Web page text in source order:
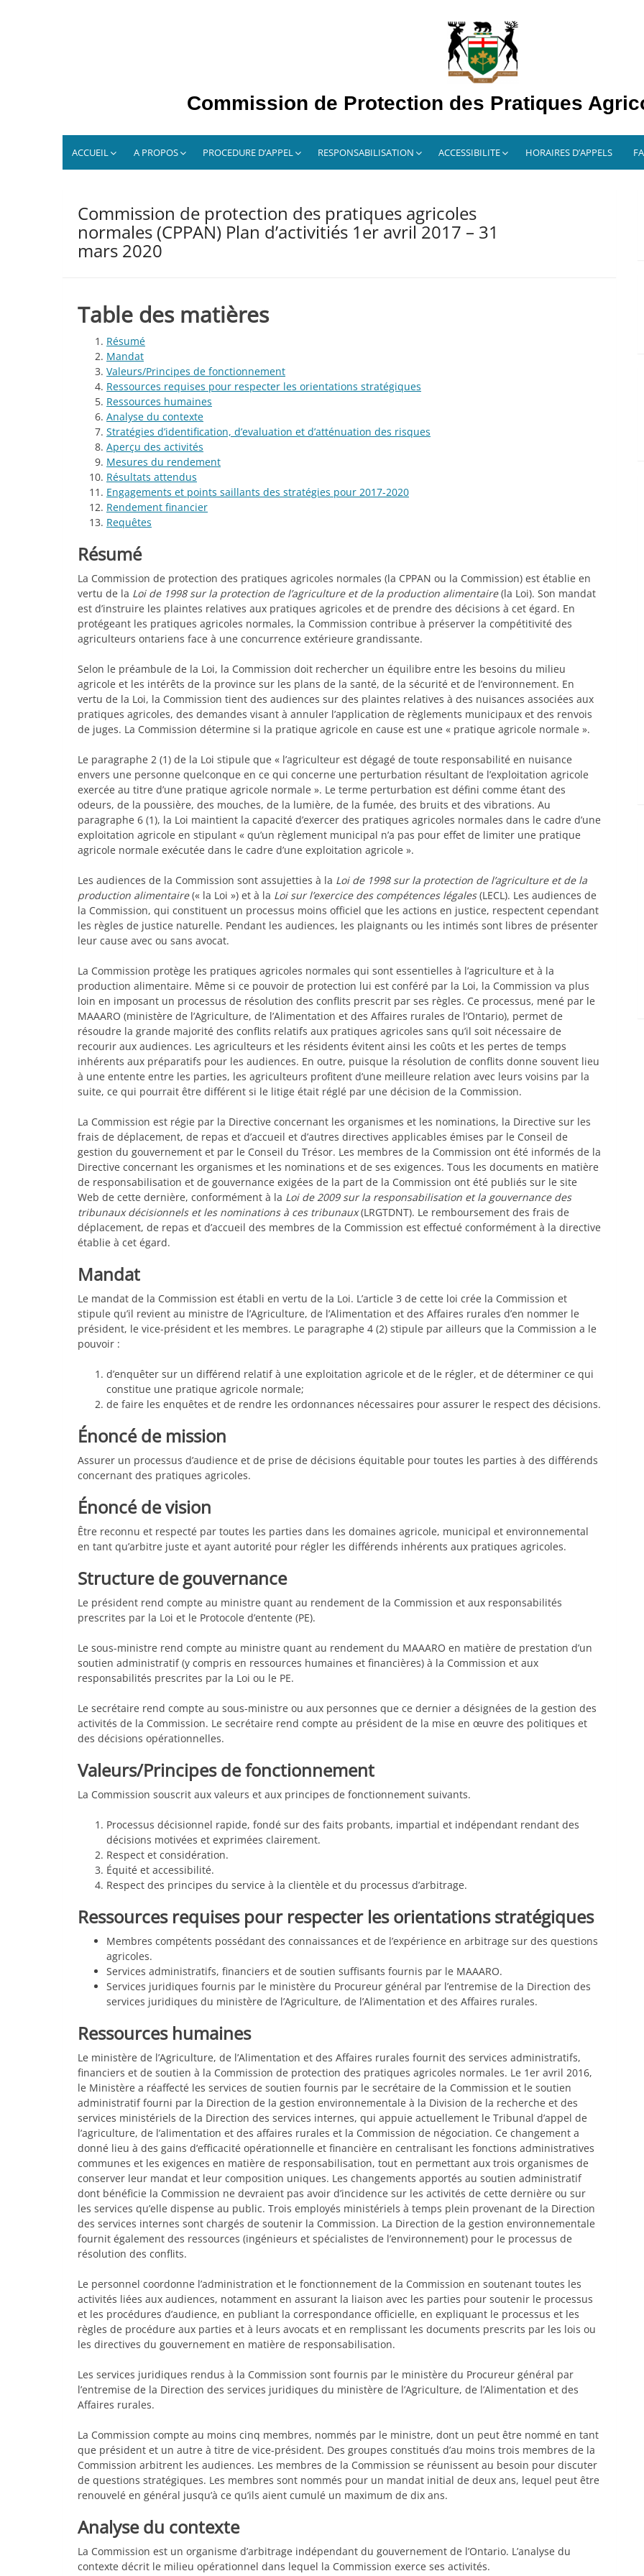
Commission de Protection des Pratiques
ACCUEIL A PROPOS PROCEDURE D’APPEL RESPONSABILISATION ACCESSIBILITE HORAIRES D’APPELS
Commission de protection des pratiques agricoles
normales (CPPAN) Plan d’activitiés 1er avril 2017 – 31
mars 2020
Table des matières
Résumé
Mandat
Valeurs/Principes de fonctionnement
Ressources requises pour respecter les orientations stratégiques
Ressources humaines
Analyse du contexte
Stratégies d’identification, d’evaluation et d’atténuation des risques
Aperçu des activités
Mesures du rendement
Résultats attendus
Engagements et points saillants des stratégies pour 2017-2020
Rendement financier
Requêtes
Résumé
La Commission de protection des pratiques agricoles normales (la CPPAN ou la Commission) est établie en
vertu de la Loi de 1998 sur la protection de l’agriculture et de la production alimentaire(la Loi). Son mandat
est d’instruire les plaintes relatives aux pratiques agricoles et de prendre des décisions à cet égard. En
protégeant les pratiques agricoles normales, la Commission contribue à préserver la compétitivité des
agriculteurs ontariens face à une concurrence extérieure grandissante.
Selon le préambule de la Loi, la Commission doit rechercher un équilibre entre les besoins du milieu
agricole et les intérêts de la province sur les plans de la santé, de la sécurité et de l’environnement. En
vertu de la Loi, la Commission tient des audiences sur des plaintes relatives à des nuisances associées aux
pratiques agricoles, des demandes visant à annuler l’application de règlements municipaux et des renvois
de juges. La Commission détermine si la pratique agricole en cause est une « pratique agricole normale ».
Le paragraphe 2 (1) de la Loi stipule que « l’agriculteur est dégagé de toute responsabilité en nuisance
envers une personne quelconque en ce qui concerne une perturbation résultant de l’exploitation agricole
exercée au titre d’une pratique agricole normale ». Le terme perturbation est défini comme étant des
odeurs, de la poussière, des mouches, de la lumière, de la fumée, des bruits et des vibrations. Au
paragraphe 6 (1), la Loi maintient la capacité d’exercer des pratiques agricoles normales dans le cadre d’une
exploitation agricole en stipulant « qu’un règlement municipal n’a pas pour effet de limiter une pratique
agricole normale exécutée dans le cadre d’une exploitation agricole ».
Les audiences de la Commission sont assujetties à la Loi de 1998 sur la protection de l’agriculture et de la
production alimentaire(« la Loi ») et à la Loi sur l’exercice des compétences légales(LECL). Les audiences de
la Commission, qui constituent un processus moins officiel que les actions en justice, respectent cependant
les règles de justice naturelle. Pendant les audiences, les plaignants ou les intimés sont libres de présenter
leur cause avec ou sans avocat.
La Commission protège les pratiques agricoles normales qui sont essentielles à l’agriculture et à la
production alimentaire. Même si ce pouvoir de protection lui est conféré par la Loi, la Commission va plus
loin en imposant un processus de résolution des conflits prescrit par ses règles. Ce processus, mené par le
MAAARO (ministère de l’Agriculture, de l’Alimentation et des Affaires rurales de l’Ontario), permet de
résoudre la grande majorité des conflits relatifs aux pratiques agricoles sans qu’il soit nécessaire de
recourir aux audiences. Les agriculteurs et les résidents évitent ainsi les coûts et les pertes de temps
inhérents aux préparatifs pour les audiences. En outre, puisque la résolution de conflits donne souvent lieu
à une entente entre les parties, les agriculteurs profitent d’une meilleure relation avec leurs voisins par la
suite, ce qui pourrait être différent si le litige était réglé par une décision de la Commission.
La Commission est régie par la Directive concernant les organismes et les nominations, la Directive sur les
frais de déplacement, de repas et d’accueil et d’autres directives applicables émises par le Conseil de
gestion du gouvernement et par le Conseil du Trésor. Les membres de la Commission ont été informés de la
Directive concernant les organismes et les nominations et de ses exigences. Tous les documents en matière
de responsabilisation et de gouvernance exigées de la part de la Commission ont été publiés sur le site
Web de cette dernière, conformément à la Loi de 2009 sur la responsabilisation et la gouvernance des
tribunaux décisionnels et les nominations à ces tribunaux(LRGTDNT). Le remboursement des frais de
déplacement, de repas et d’accueil des membres de la Commission est effectué conformément à la directive
établie à cet égard.
Mandat
Le mandat de la Commission est établi en vertu de la Loi. L’article 3 de cette loi crée la Commission et
stipule qu’il revient au ministre de l’Agriculture, de l’Alimentation et des Affaires rurales d’en nommer le
président, le vice-président et les membres. Le paragraphe 4 (2) stipule par ailleurs que la Commission a le
pouvoir :
d’enquêter sur un différend relatif à une exploitation agricole et de le régler, et de déterminer ce qui
constitue une pratique agricole normale;
de faire les enquêtes et de rendre les ordonnances nécessaires pour assurer le respect des décisions.
Énoncé de mission
Assurer un processus d’audience et de prise de décisions équitable pour toutes les parties à des différends
concernant des pratiques agricoles.
Énoncé de vision
Être reconnu et respecté par toutes les parties dans les domaines agricole, municipal et environnemental
en tant qu’arbitre juste et ayant autorité pour régler les différends inhérents aux pratiques agricoles.
Structure de gouvernance
Le président rend compte au ministre quant au rendement de la Commission et aux responsabilités
prescrites par la Loi et le Protocole d’entente (PE).
Le sous-ministre rend compte au ministre quant au rendement du MAAARO en matière de prestation d’un
soutien administratif (y compris en ressources humaines et financières) à la Commission et aux
responsabilités prescrites par la Loi ou le PE.
Le secrétaire rend compte au sous-ministre ou aux personnes que ce dernier a désignées de la gestion des
activités de la Commission. Le secrétaire rend compte au président de la mise en œuvre des politiques et
des décisions opérationnelles.
Valeurs/Principes de fonctionnement
La Commission souscrit aux valeurs et aux principes de fonctionnement suivants.
Processus décisionnel rapide, fondé sur des faits probants, impartial et indépendant rendant des
décisions motivées et exprimées clairement.
Respect et considération.
Équité et accessibilité.
Respect des principes du service à la clientèle et du processus d’arbitrage.
Ressources requises pour respecter les orientations stratégiques
Membres compétents possédant des connaissances et de l’expérience en arbitrage sur des questions
agricoles.
Services administratifs, financiers et de soutien suffisants fournis par le MAAARO.
Services juridiques fournis par le ministère du Procureur général par l’entremise de la Direction des
services juridiques du ministère de l’Agriculture, de l’Alimentation et des Affaires rurales.
Ressources humaines
Le ministère de l’Agriculture, de l’Alimentation et des Affaires rurales fournit des services administratifs,
financiers et de soutien à la Commission de protection des pratiques agricoles normales. Le 1er avril 2016,
le Ministère a réaffecté les services de soutien fournis par le secrétaire de la Commission et le soutien
administratif fourni par la Direction de la gestion environnementale à la Division de la recherche et des
services ministériels de la Direction des services internes, qui appuie actuellement le Tribunal d’appel de
l’agriculture, de l’alimentation et des affaires rurales et la Commission de négociation. Ce changement a
donné lieu à des gains d’efficacité opérationnelle et financière en centralisant les fonctions administratives
communes et les exigences en matière de responsabilisation, tout en permettant aux trois organismes de
conserver leur mandat et leur composition uniques. Les changements apportés au soutien administratif
dont bénéficie la Commission ne devraient pas avoir d’incidence sur les activités de cette dernière ou sur
les services qu’elle dispense au public. Trois employés ministériels à temps plein provenant de la Direction
des services internes sont chargés de soutenir la Commission. La Direction de la gestion environnementale
fournit également des ressources (ingénieurs et spécialistes de l’environnement) pour le processus de
résolution des conflits.
Le personnel coordonne l’administration et le fonctionnement de la Commission en soutenant toutes les
activités liées aux audiences, notamment en assurant la liaison avec les parties pour soutenir le processus
et les procédures d’audience, en publiant la correspondance officielle, en expliquant le processus et les
règles de procédure aux parties et à leurs avocats et en remplissant les documents prescrits par les lois ou
les directives du gouvernement en matière de responsabilisation.
Les services juridiques rendus à la Commission sont fournis par le ministère du Procureur général par
l’entremise de la Direction des services juridiques du ministère de l’Agriculture, de l’Alimentation et des
Affaires rurales.
La Commission compte au moins cinq membres, nommés par le ministre, dont un peut être nommé en tant
que président et un autre à titre de vice-président. Des groupes constitués d’au moins trois membres de la
Commission arbitrent les audiences. Les membres de la Commission se réunissent au besoin pour discuter
de questions stratégiques. Les membres sont nommés pour un mandat initial de deux ans, lequel peut être
renouvelé en général jusqu’à ce qu’ils aient cumulé un maximum de dix ans.
Analyse du contexte
La Commission est un organisme d’arbitrage indépendant du gouvernement de l’Ontario. L’analyse du
contexte décrit le milieu opérationnel dans lequel la Commission exerce ses activités.